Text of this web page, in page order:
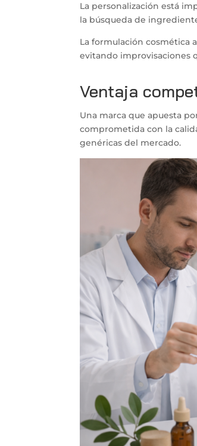
La personalización está
la búsqueda de
La formulación cosmética
evitando improvisaciones
Ventaja
Una marca que apuesta
comprometida con la
genéricas del mercado.